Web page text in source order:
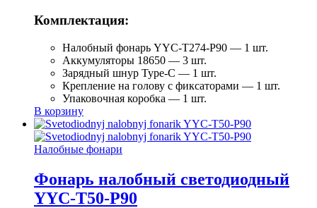
Комплектация:
Налобный фонарь YYC-T274-P90 — 1 шт.
Аккумуляторы 18650 — 3 шт.
Зарядный шнур Type-C — 1 шт.
Крепление на голову с фиксаторами — 1 шт.
Упаковочная коробка — 1 шт.
В корзину
Налобные фонари
Фонарь налобный светодиодный
YYC-Т50-P90